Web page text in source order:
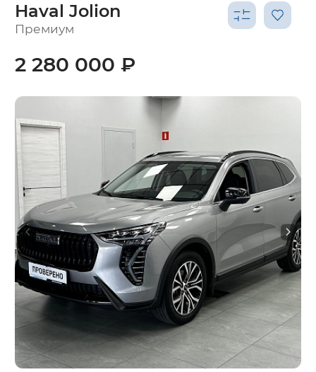
Haval Jolion
Премиум
2 280 000 ₽